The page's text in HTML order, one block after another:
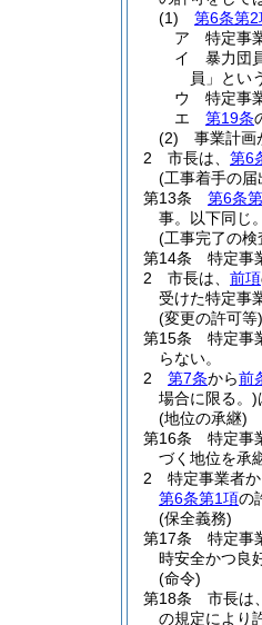
(1)
第6条第2
ア
特定事
イ
暴力団
員」とい
ウ
特定事
エ
第19条
(2)
事業計画
2
市長は、 第6
(工事着手の届
第13条
第6条
事。以下同じ
(工事完了の検
第14条
特定事
2
市長は、 前項
受けた特定事
(変更の許可等)
第15条
特定事
らない。
2
第7条から前
場合に限る。)
(地位の承継)
第16条
特定事
づく地位を承
2
特定事業者
第6条第1項の
(保全義務)
第17条
特定事
時安全かつ良
(命令)
第18条
市長は、
の規定により